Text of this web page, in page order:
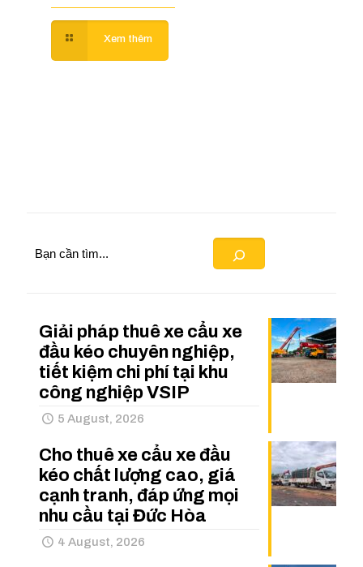
Search
Giải pháp thuê xe cẩu xe
đầu kéo chuyên nghiệp,
tiết kiệm chi phí tại khu
công nghiệp VSIP
5 August, 2026
Cho thuê xe cẩu xe đầu
kéo chất lượng cao, giá
cạnh tranh, đáp ứng mọi
nhu cầu tại Đức Hòa
4 August, 2026